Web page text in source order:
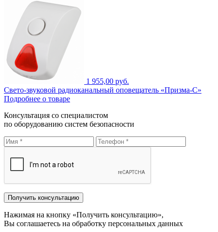
1 955,00 руб.
Свето-звуковой радиоканальный оповещатель «Призма-С»
Подробнее о товаре
Консультация со специалистом
по оборудованию систем безопасности
Нажимая на кнопку «Получить консультацию»,
Вы соглашаетесь на обработку персональных данных